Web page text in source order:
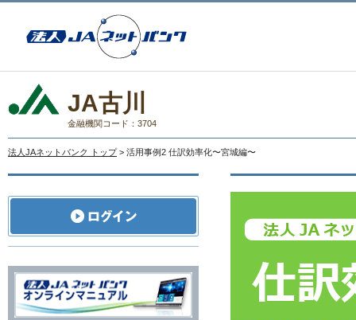
JA古川
金融機関コード：3704
法人JAネットバンク トップ > 活用事例2 仕訳効率化〜宮城編〜